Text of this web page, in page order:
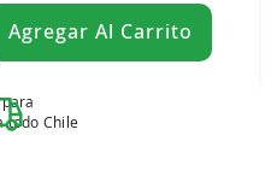
Agregar Al Carrito
todo Chile